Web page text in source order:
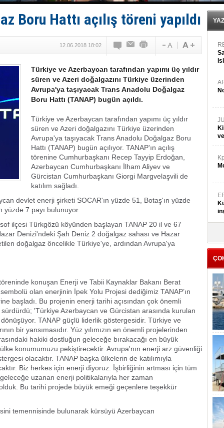
Anadolu Tersanesi EYDEP’te A sertifikası alan ilk
Boru Hattı açılış töreni yapıldı
12.06.2018 18:02
Türkiye ve Azerbaycan tarafından yapımı üç yıldır
süren ve Azeri doğalgazını Türkiye üzerinden
Avrupa'ya taşıyacak Trans Anadolu Doğalgaz
Boru Hattı (TANAP) bugün açıldı.
Türkiye ve Azerbaycan tarafından yapımı üç yıldır
süren ve Azeri doğalgazını Türkiye üzerinden
Avrupa'ya taşıyacak Trans Anadolu Doğalgaz Boru
Hattı (TANAP) bugün açılıyor. TANAP'ın açılış
törenine Cumhurbaşkanı Recep Tayyip Erdoğan,
Azerbaycan Cumhurbaşkanı İlham Aliyev ve
Gürcistan Cumhurbaşkanı Giorgi Margvelaşvili de
katılım sağladı.
devlet enerji şirketi SOCAR'ın yüzde 51, Botaş'ın yüzde
7 payı bulunuyor.
ilçesi Türkgözü köyünden başlayan TANAP 20 il ve 67
Denizi'ndeki Şah Deniz 2 doğalgaz sahası ve Hazar
doğalgaz öncelikle Türkiye'ye, ardından Avrupa'ya
konuşan Enerji ve Tabii Kaynaklar Bakanı Berat
olan enerjinin İpek Yolu Projesi dediğimiz TANAP’ın
başladı. Bu projenin enerji tarihi açısından çok önemli
'Türkiye Azerbaycan ve Gürcistan arasında kurulan
TANAP güçlü liderlik göstergesidir. Türkiye ve
bir yansımasıdır. Yüz yılımızın en önemli projelerinden
hakiki dostluğun geleceğe bırakacağı en büyük
konumumuzu pekiştirecektir. Avrupa'nın enerji arz güvenliği
olacaktır. TANAP başka ülkelerin de katılımıyla
Biz herkes için enerji diyoruz. İşbirliğinin artması için tüm
uzanan enerji politikalarıyla her zaman
Bu tarihi projede büyük emeği geçenlere teşekkür
temennisinde bulunarak kürsüyü Azerbaycan